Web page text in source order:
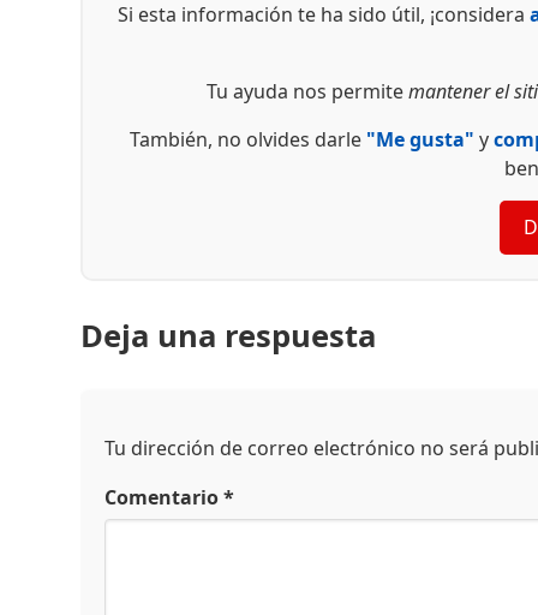
Si esta información te ha sido útil, ¡considera
Tu ayuda nos permitemantener el
También, no olvides darle "Me gusta" y
Deja una respuesta
Tu dirección de correo electrónico no será
Comentario*